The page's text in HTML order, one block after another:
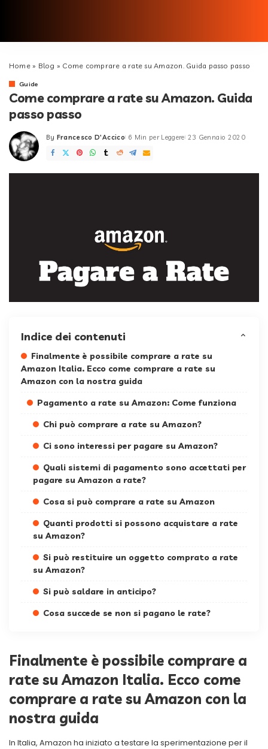
Home» Blog » Come comprare a rate su Amazon. Guida passo passo
Guide
Come comprare a rate su Amazon. Guida
passo passo
Posted
by
By Francesco D'Accico 6 Min per Leggere 23 Gennaio 2020
Indice dei contenuti
Finalmente è possibile comprare a rate su
Amazon Italia. Ecco come comprare a rate su
Amazon con la nostra guida
Pagamento a rate su Amazon: Come funziona
Chi può comprare a rate su Amazon?
Ci sono interessi per pagare su Amazon?
Quali sistemi di pagamento sono accettati per
pagare su Amazon a rate?
Cosa si può comprare a rate su Amazon
Quanti prodotti si possono acquistare a rate
su Amazon?
Si può restituire un oggetto comprato a rate
su Amazon?
Si può saldare in anticipo?
Cosa succede se non si pagano le rate?
Finalmente è possibile comprare a
rate su Amazon Italia. Ecco come
comprare a rate su Amazon con la
nostra guida
In Italia, Amazon ha iniziato a testare la sperimentazione per il